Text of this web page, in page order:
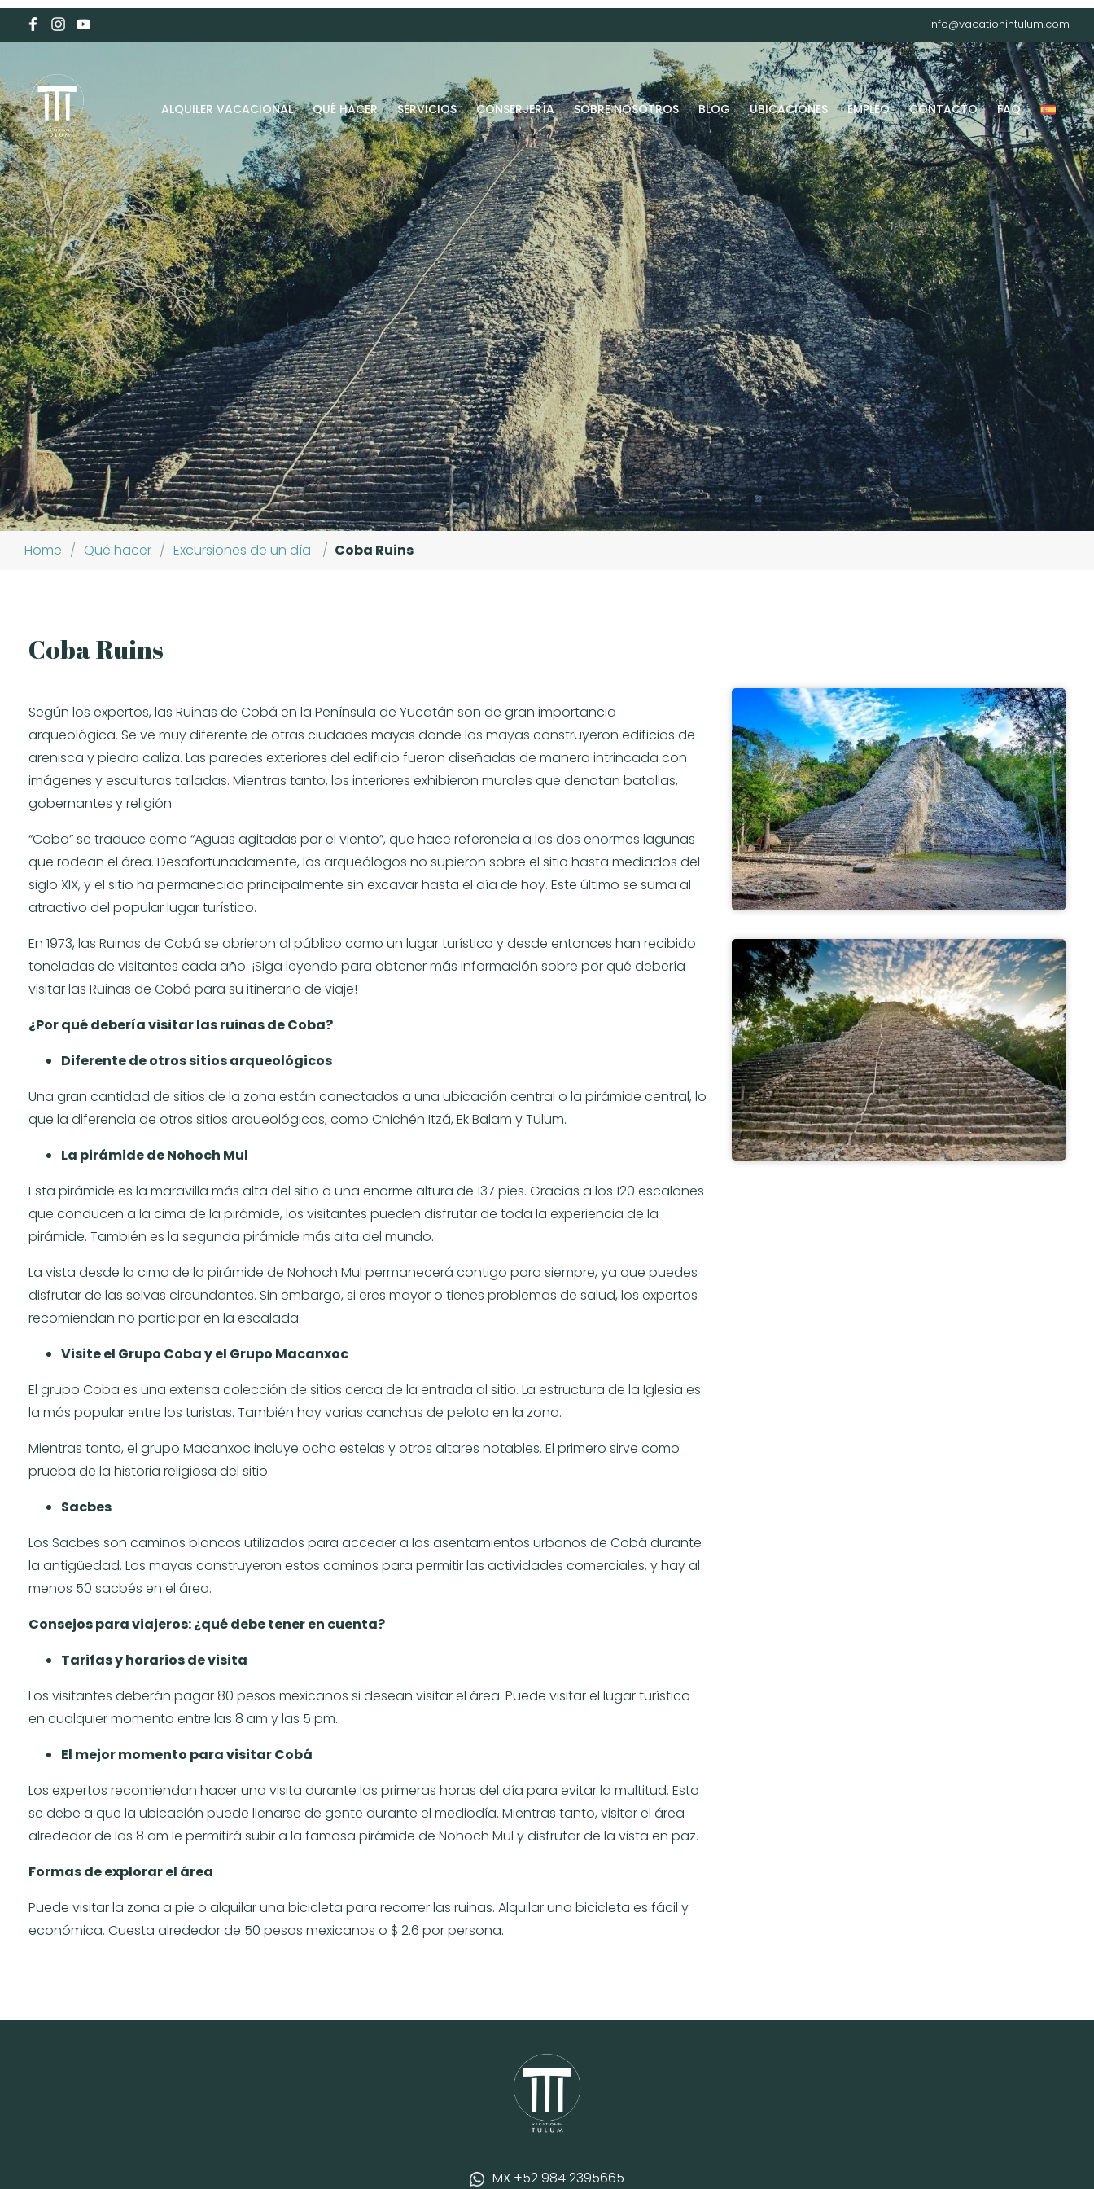
info@vacationintulum.com
ALQUILER VACACIONAL QUÉ HACER SERVICIOS CONSERJERÍA SOBRE NOSOTROS BLOG UBICACIONES EMPLEO CONTACTO FAQ
Home / Qué hacer / Excursiones de un día / Coba Ruins
Coba Ruins
Según los expertos, las Ruinas de Cobá en la Península de Yucatán son de gran importancia
arqueológica. Se ve muy diferente de otras ciudades mayas donde los mayas construyeron edificios de
arenisca y piedra caliza. Las paredes exteriores del edificio fueron diseñadas de manera intrincada con
imágenes y esculturas talladas. Mientras tanto, los interiores exhibieron murales que denotan batallas,
gobernantes y religión.
“Coba” se traduce como “Aguas agitadas por el viento”, que hace referencia a las dos enormes lagunas
que rodean el área. Desafortunadamente, los arqueólogos no supieron sobre el sitio hasta mediados del
siglo XIX, y el sitio ha permanecido principalmente sin excavar hasta el día de hoy. Este último se suma al
atractivo del popular lugar turístico.
En 1973, las Ruinas de Cobá se abrieron al público como un lugar turístico y desde entonces han recibido
toneladas de visitantes cada año. ¡Siga leyendo para obtener más información sobre por qué debería
visitar las Ruinas de Cobá para su itinerario de viaje!
¿Por qué debería visitar las ruinas de Coba?
Diferente de otros sitios arqueológicos
Una gran cantidad de sitios de la zona están conectados a una ubicación central o la pirámide central, lo
que la diferencia de otros sitios arqueológicos, como Chichén Itzá, Ek Balam y Tulum.
La pirámide de Nohoch Mul
Esta pirámide es la maravilla más alta del sitio a una enorme altura de 137 pies. Gracias a los 120 escalones
que conducen a la cima de la pirámide, los visitantes pueden disfrutar de toda la experiencia de la
pirámide. También es la segunda pirámide más alta del mundo.
La vista desde la cima de la pirámide de Nohoch Mul permanecerá contigo para siempre, ya que puedes
disfrutar de las selvas circundantes. Sin embargo, si eres mayor o tienes problemas de salud, los expertos
recomiendan no participar en la escalada.
Visite el Grupo Coba y el Grupo Macanxoc
El grupo Coba es una extensa colección de sitios cerca de la entrada al sitio. La estructura de la Iglesia es
la más popular entre los turistas. También hay varias canchas de pelota en la zona.
Mientras tanto, el grupo Macanxoc incluye ocho estelas y otros altares notables. El primero sirve como
prueba de la historia religiosa del sitio.
Sacbes
Los Sacbes son caminos blancos utilizados para acceder a los asentamientos urbanos de Cobá durante
la antigüedad. Los mayas construyeron estos caminos para permitir las actividades comerciales, y hay al
menos 50 sacbés en el área.
Consejos para viajeros: ¿qué debe tener en cuenta?
Tarifas y horarios de visita
Los visitantes deberán pagar 80 pesos mexicanos si desean visitar el área. Puede visitar el lugar turístico
en cualquier momento entre las 8 am y las 5 pm.
El mejor momento para visitar Cobá
Los expertos recomiendan hacer una visita durante las primeras horas del día para evitar la multitud. Esto
se debe a que la ubicación puede llenarse de gente durante el mediodía. Mientras tanto, visitar el área
alrededor de las 8 am le permitirá subir a la famosa pirámide de Nohoch Mul y disfrutar de la vista en paz.
Formas de explorar el área
Puede visitar la zona a pie o alquilar una bicicleta para recorrer las ruinas. Alquilar una bicicleta es fácil y
económica. Cuesta alrededor de 50 pesos mexicanos o $ 2.6 por persona.
MX +52 984 2395665